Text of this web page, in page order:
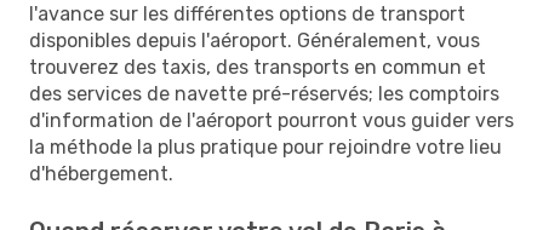
l'avance sur les différentes options de transport
disponibles depuis l'aéroport. Généralement, vous
trouverez des taxis, des transports en commun et
des services de navette pré-réservés; les comptoirs
d'information de l'aéroport pourront vous guider vers
la méthode la plus pratique pour rejoindre votre lieu
d'hébergement.